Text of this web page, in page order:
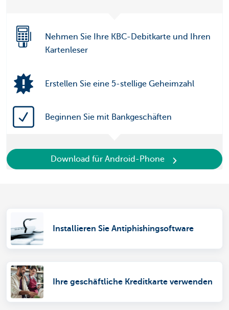
Nehmen Sie Ihre KBC-Debitkarte und Ihren
Kartenleser
Erstellen Sie eine 5-stellige Geheimzahl
Beginnen Sie mit Bankgeschäften
Download für Android-Phone
Installieren Sie Antiphishingsoftware
Ihre geschäftliche Kreditkarte verwenden